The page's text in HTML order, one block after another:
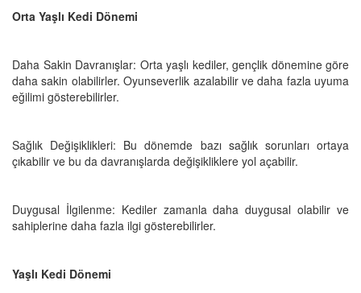
Orta Yaşlı Kedi Dönemi
Daha Sakin Davranışlar: Orta yaşlı kediler, gençlik dönemine göre
daha sakin olabilirler. Oyunseverlik azalabilir ve daha fazla uyuma
eğilimi gösterebilirler.
Sağlık Değişiklikleri: Bu dönemde bazı sağlık sorunları ortaya
çıkabilir ve bu da davranışlarda değişikliklere yol açabilir.
Duygusal İlgilenme: Kediler zamanla daha duygusal olabilir ve
sahiplerine daha fazla ilgi gösterebilirler.
Yaşlı Kedi Dönemi